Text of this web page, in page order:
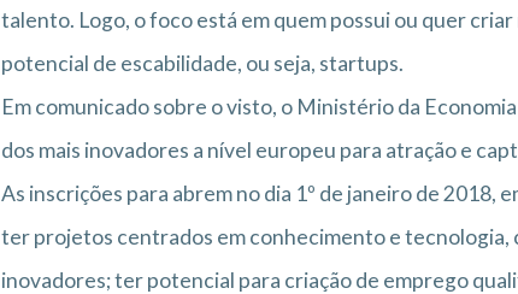
talento. Logo, o foco está em quem possui ou quer
potencial de escabilidade, ou seja, startups.
Em comunicado sobre o visto, o Ministério da
dos mais inovadores a nível europeu para atração e
As inscrições para abrem no dia 1º de janeiro de 2018,
ter projetos centrados em conhecimento e
inovadores; ter potencial para criação de emprego